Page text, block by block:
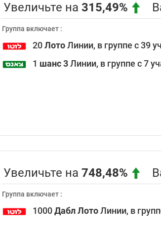
Увеличьте на 315,49%
Группа включает :
20ЛотоЛинии, в группе с 39
1 шанс 3Линии, в группе с 7
Увеличьте на 748,48%
Группа включает :
1000Дабл ЛотоЛинии, в